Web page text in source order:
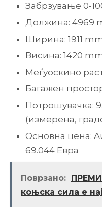
Забрзување 0-
Должина: 4969
Ширина: 1911
Висина: 1420
Меѓуоскино
Багажен
Потрошувачка:
(измерена,
Основна цена:
69.044 Евра
Поврзано:
коњска сила е